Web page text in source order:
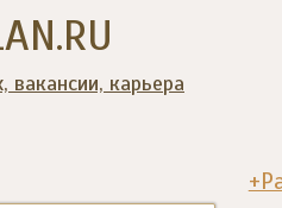
вакансии, карьера